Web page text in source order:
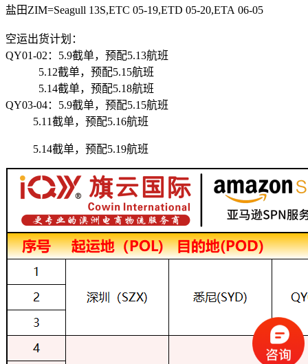
盐田ZIM=Seagull 13S,ETC 05-19,ETD 05-20,ETA 06-05
空运出货计划：
QY01-02：5.9截单，预配5.13航班
5.12截单，预配5.15航班
5.14截单，预配5.18航班
QY03-04：5.9截单，预配5.15航班
5.11截单，预配5.16航班
5.14截单，预配5.19航班